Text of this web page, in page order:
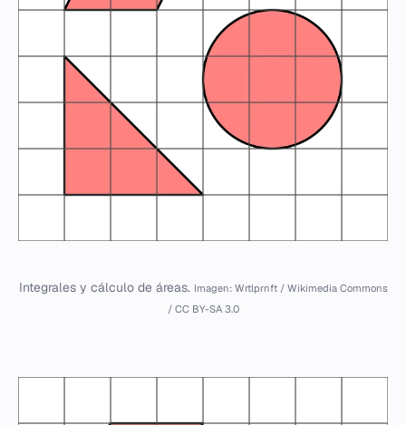
Integrales y cálculo de áreas. Imagen: Wrtlprnft / Wikimedia Commons
/ CC BY-SA 3.0